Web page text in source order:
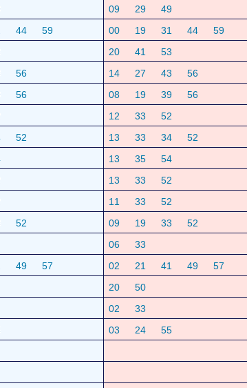
09 29
49
44 59 00 19 31 44
59
20 41
53
56 14 27 43
56
56 08 19 39
56
12 33
52
52 13 33 34
52
13 35
54
13 33
52
11 33
52
52 09 19 33
52
06
33
49 57 02 21 41 49
57
20
50
02
33
03 24
55